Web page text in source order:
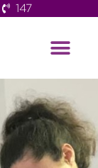
147